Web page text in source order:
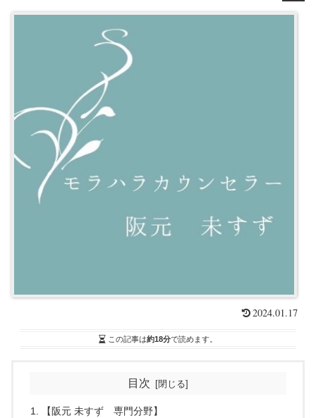
2024.01.17
この記事は約18分で読めます。
目次
【阪元 未すず 専門分野】